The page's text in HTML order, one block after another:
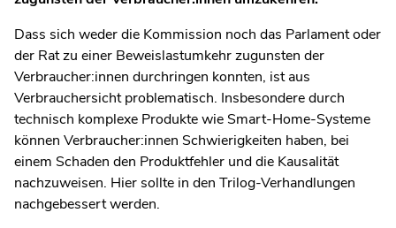
Dass sich weder die Kommission noch das Parlament oder
der Rat zu einer Beweislastumkehr zugunsten der
Verbraucher:innen durchringen konnten, ist aus
Verbrauchersicht problematisch. Insbesondere durch
technisch komplexe Produkte wie Smart-Home-Systeme
können Verbraucher:innen Schwierigkeiten haben, bei
einem Schaden den Produktfehler und die Kausalität
nachzuweisen. Hier sollte in den Trilog-Verhandlungen
nachgebessert werden.